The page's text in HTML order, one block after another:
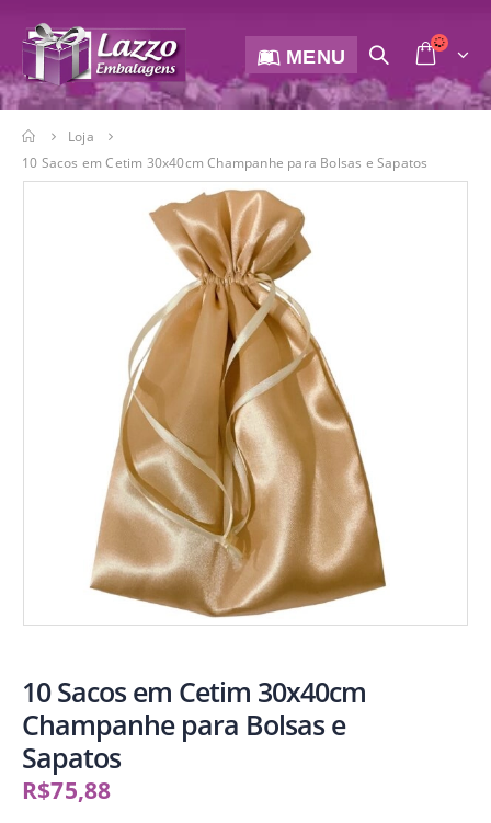
MENU
Loja
10 Sacos em Cetim 30x40cm Champanhe para Bolsas e Sapatos
10 Sacos em Cetim 30x40cm
Champanhe para Bolsas e
Sapatos
R$75,88